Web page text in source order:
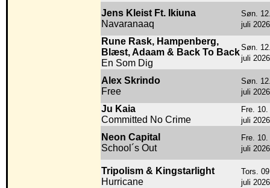
Jens Kleist Ft. Ikiuna
Navaranaaq
Søn.
juli 2026
Rune Rask, Hampenberg,
Blæst, Adaam & Back To Back
En Som Dig
Søn.
juli 2026
Alex Skrindo
Free
Søn.
juli 2026
Ju Kaia
Committed No Crime
Fre. 10.
juli 2026
Neon Capital
School´s Out
Fre. 10.
juli 2026
Tripolism & Kingstarlight
Hurricane
Tors.
juli 2026